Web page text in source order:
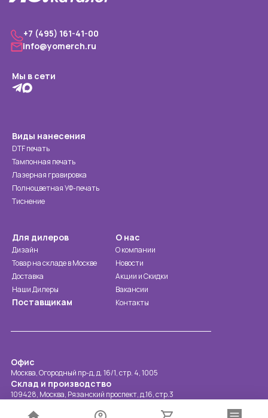
+7 (495) 161-41-00
info@yomerch.ru
Мы в сети
Виды нанесения
DTF печать
Тампонная печать
Лазерная гравировка
Полноцветная УФ-печать
Тиснение
Для дилеров
Дизайн
Товар на складе в Москве
Доставка
Наши Дилеры
Поставщикам
О нас
О компании
Новости
Акции и Скидки
Вакансии
Контакты
Офис
Москва, Огородный пр-д, д. 16/1, стр. 4, 1005
Склад и производство
109428, Москва, Рязанский проспект, д.16, стр.3